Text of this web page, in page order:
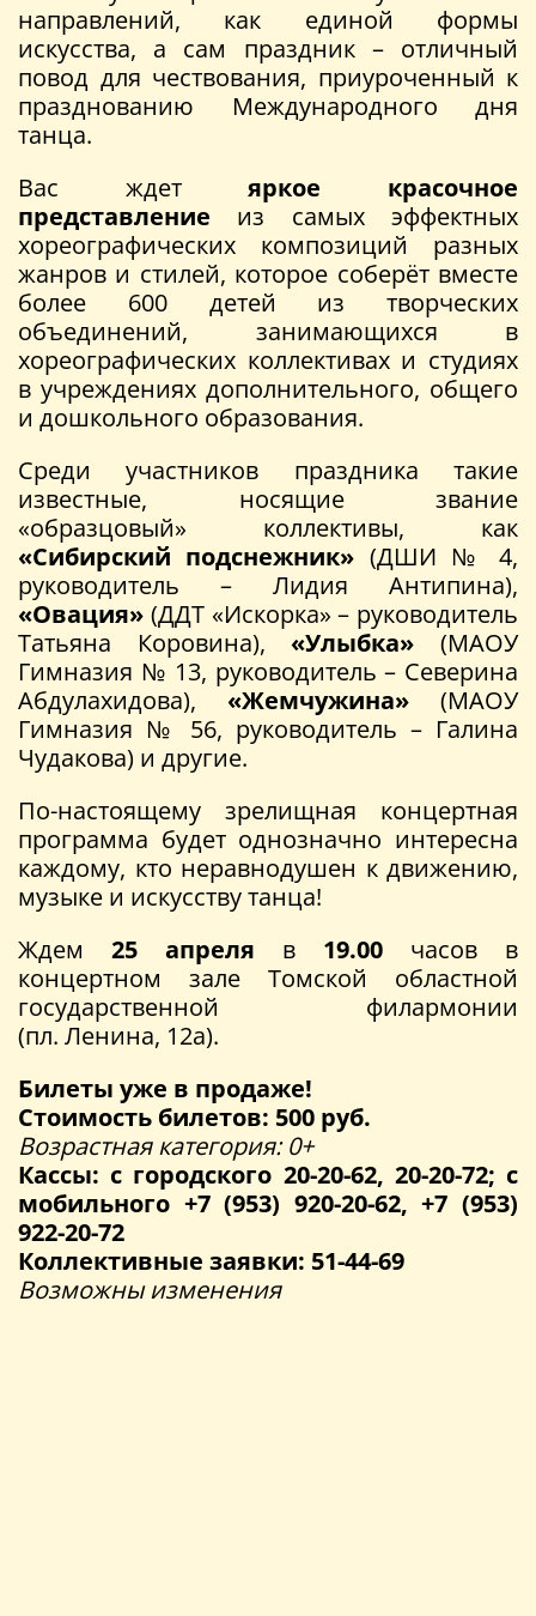
направлений, как единой формы
искусства, а сам праздник – отличный
повод для чествования, приуроченный к
празднованию Международного дня
танца.
Вас ждетяркое красочное
представление из самых эффектных
хореографических композиций разных
жанров и стилей, которое соберёт вместе
более 600 детей из творческих
объединений, занимающихся в
хореографических коллективах и студиях
в учреждениях дополнительного, общего
и дошкольного образования.
Среди участников праздника такие
известные, носящие звание
«образцовый» коллективы, как
«Сибирский подснежник» (ДШИ № 4,
руководитель – Лидия Антипина),
«Овация» (ДДТ «Искорка» – руководитель
Татьяна Коровина),«Улыбка» (МАОУ
Гимназия № 13, руководитель – Северина
Абдулахидова), «Жемчужина» (МАОУ
Гимназия № 56, руководитель – Галина
Чудакова) и другие.
По-настоящему зрелищная концертная
программа будет однозначно интересна
каждому, кто неравнодушен к движению,
музыке и искусству танца!
Ждем 25 апреля в 19.00 часов в
концертном зале Томской областной
государственной филармонии
(пл. Ленина, 12а).
Билеты уже в продаже!
Стоимость билетов: 500 руб.
Возрастная категория: 0+
Кассы: с городского 20-20-62, 20-20-72; с
мобильного +7 (953) 920-20-62, +7 (953)
922-20-72
Коллективные заявки: 51-44-69
Возможны изменения